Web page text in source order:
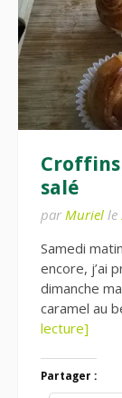
salé
par Muriel le
Samedi
encore, j’ai
dimanche
caramel au
lecture]
Partager :